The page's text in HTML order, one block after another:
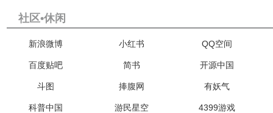
社区•休闲
新浪微博 小红书 QQ空间
百度贴吧 简书 开源中国
斗图 捧腹网 有妖气
科普中国 游民星空 4399游戏